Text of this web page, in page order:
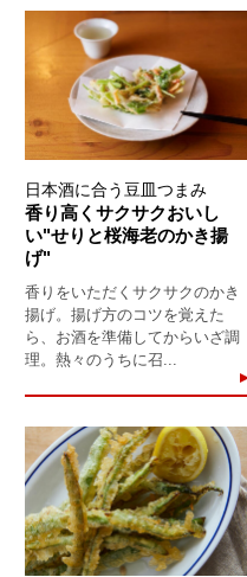
日本酒に合う豆皿つまみ
香り高くサクサクおいし
い"せりと桜海老のかき揚
げ"
香りをいただくサクサクのかき
揚げ。揚げ方のコツを覚えた
ら、お酒を準備してからいざ調
理。熱々のうちに召...